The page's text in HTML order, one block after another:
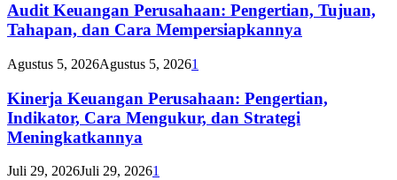
Audit Keuangan Perusahaan: Pengertian, Tujuan,
Tahapan, dan Cara Mempersiapkannya
Agustus 5, 2026Agustus 5, 20261
Kinerja Keuangan Perusahaan: Pengertian,
Indikator, Cara Mengukur, dan Strategi
Meningkatkannya
Juli 29, 2026Juli 29, 20261